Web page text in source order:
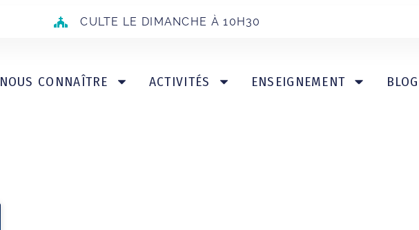
CULTE LE DIMANCHE À 10H30
NOUS CONNAÎTRE ACTIVITÉS ENSEIGNEMENT BLOG